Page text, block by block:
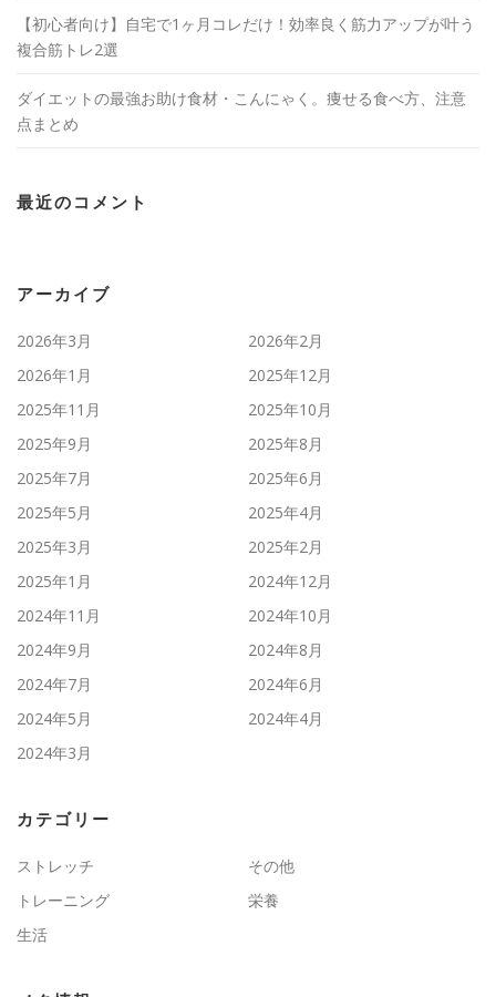
【初心者向け】自宅で1ヶ月コレだけ！効率良く筋力アップが叶う
複合筋トレ2選
ダイエットの最強お助け食材・こんにゃく。痩せる食べ方、注意
点まとめ
最近のコメント
アーカイブ
2026年3月
2026年2月
2026年1月
2025年12月
2025年11月
2025年10月
2025年9月
2025年8月
2025年7月
2025年6月
2025年5月
2025年4月
2025年3月
2025年2月
2025年1月
2024年12月
2024年11月
2024年10月
2024年9月
2024年8月
2024年7月
2024年6月
2024年5月
2024年4月
2024年3月
カテゴリー
ストレッチ
その他
トレーニング
栄養
生活